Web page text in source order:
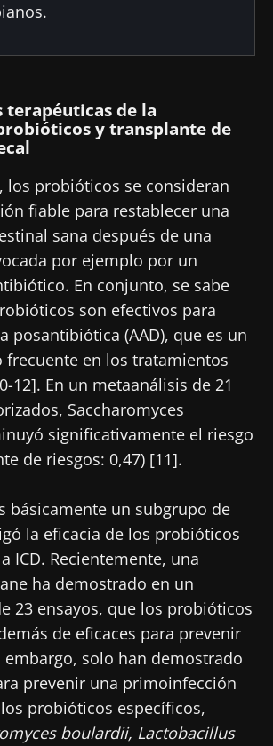
terapéuticas de la
y transplante de
los probióticos se consideran
fiable para restablecer una
sana después de una
por ejemplo por un
En conjunto, se sabe
son efectivos para
posantibiótica (AAD), que es un
frecuente en los tratamientos
12]. En un metaanálisis de 21
Saccharomyces
significativamente el riesgo
de riesgos: 0,47) [11].
básicamente un subgrupo de
la eficacia de los probióticos
ICD. Recientemente, una
ha demostrado en un
23 ensayos, que los probióticos
de eficaces para prevenir
embargo, solo han demostrado
prevenir una primoinfección
probióticos específicos,
boulardii, Lactobacillus